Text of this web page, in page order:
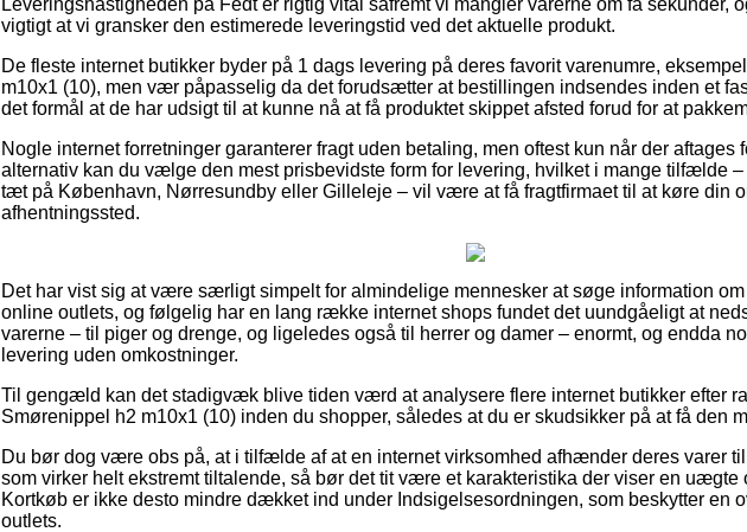
vigtigt at vi gransker den estimerede leveringstid ved det aktuelle produkt.
De fleste internet butikker byder på 1 dags levering på deres favorit varenumre,
m10x1 (10), men vær påpasselig da det forudsætter at bestillingen indsendes inden et
det formål at de har udsigt til at kunne nå at få produktet skippet afsted forud for at
Nogle internet forretninger garanterer fragt uden betaling, men oftest kun når der
alternativ kan du vælge den mest prisbevidste form for levering, hvilket i mange tilfælde
tæt på København, Nørresundby eller Gilleleje – vil være at få fragtfirmaet til at køre din
afhentningssted.
Det har vist sig at være særligt simpelt for almindelige mennesker at søge information
online outlets, og følgelig har en lang række internet shops fundet det uundgåeligt at
varerne – til piger og drenge, og ligeledes også til herrer og damer – enormt, og endda
levering uden omkostninger.
Til gengæld kan det stadigvæk blive tiden værd at analysere flere internet butikker efter
Smørenippel h2 m10x1 (10) inden du shopper, således at du er skudsikker på at få den
Du bør dog være obs på, at i tilfælde af at en internet virksomhed afhænder deres varer
som virker helt ekstremt tiltalende, så bør det tit være et karakteristika der viser en uægte
Kortkøb er ikke desto mindre dækket ind under Indsigelsesordningen, som beskytter en
outlets.